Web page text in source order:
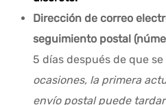
Dirección de correo
seguimiento postal
5 días después de que
ocasiones, la primera
envío postal puede